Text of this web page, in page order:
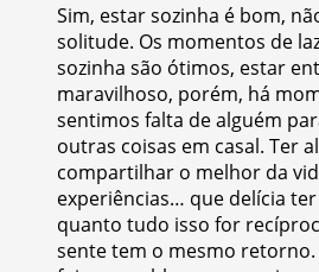
Sim, estar sozinha é bom,
solitude. Os momentos de
sozinha são ótimos, estar
maravilhoso, porém, há
sentimos falta de alguém
outras coisas em casal. Ter
compartilhar o melhor da
experiências… que delícia
quanto tudo isso for
sente tem o mesmo retorno.